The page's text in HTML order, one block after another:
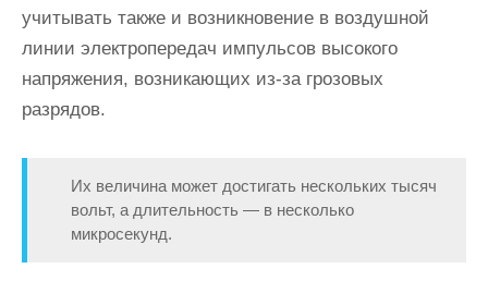
учитывать также и возникновение в воздушной
линии электропередач импульсов высокого
напряжения, возникающих из-за грозовых
разрядов.
Их величина может достигать нескольких тысяч
вольт, а длительность — в несколько
микросекунд.